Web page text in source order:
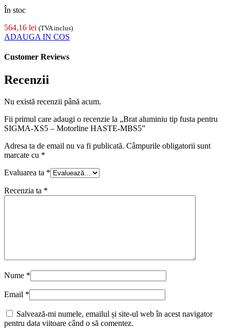
În stoc
564,16 lei (TVA inclus)
ADAUGA IN COS
Customer Reviews
Recenzii
Nu există recenzii până acum.
Fii primul care adaugi o recenzie la „Brat aluminiu tip fusta pentru
SIGMA-XS5 – Motorline HASTE-MBS5”
Adresa ta de email nu va fi publicată. Câmpurile obligatorii sunt
marcate cu *
Evaluarea ta *
Recenzia ta *
Nume *
Email *
Salvează-mi numele, emailul și site-ul web în acest navigator
pentru data viitoare când o să comentez.